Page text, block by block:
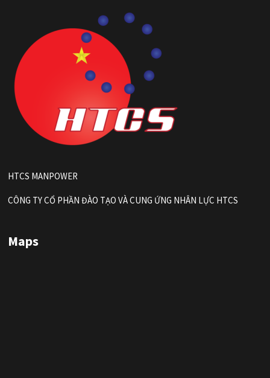
HTCS MANPOWER
CÔNG TY CỔ PHẦN ĐÀO TẠO VÀ CUNG ỨNG NHÂN LỰC HTCS
Maps